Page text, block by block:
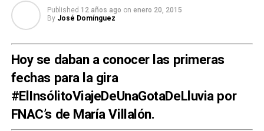
Published 12 años ago on enero 20, 2015
By José Domínguez
Hoy se daban a conocer las primeras
fechas para la gira
#ElInsólitoViajeDeUnaGotaDeLluvia por
FNAC’s de María Villalón.